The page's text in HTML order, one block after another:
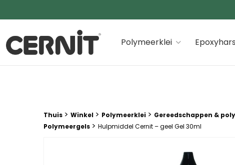
Cernit Une qualité haut de gamme pour des créations
Polymeerklei Epoxyhars
Breadcrumb trail:
Thuis > Winkel > Polymeerklei > Gereedschappen &
Polymeergels > Hulpmiddel Cernit – geel Gel 30ml